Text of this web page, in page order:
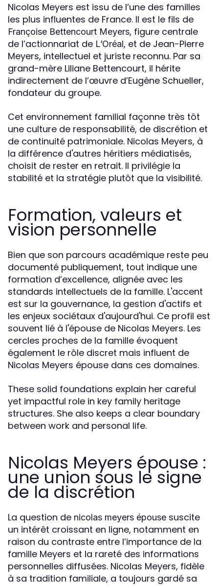
Nicolas Meyers est issu de l’une des familles
les plus influentes de France. Il est le fils de
Françoise Bettencourt Meyers, figure centrale
de l’actionnariat de L’Oréal, et de Jean-Pierre
Meyers, intellectuel et juriste reconnu. Par sa
grand-mère Liliane Bettencourt, il hérite
indirectement de l’œuvre d’Eugène Schueller,
fondateur du groupe.
Cet environnement familial façonne très tôt
une culture de responsabilité, de discrétion et
de continuité patrimoniale. Nicolas Meyers, à
la différence d'autres héritiers médiatisés,
choisit de rester en retrait. Il privilégie la
stabilité et la stratégie plutôt que la visibilité.
Formation, valeurs et
vision personnelle
Bien que son parcours académique reste peu
documenté publiquement, tout indique une
formation d’excellence, alignée avec les
standards intellectuels de la famille. L'accent
est sur la gouvernance, la gestion d'actifs et
les enjeux sociétaux d'aujourd'hui. Ce profil est
souvent lié à l'épouse de Nicolas Meyers. Les
cercles proches de la famille évoquent
également le rôle discret mais influent de
Nicolas Meyers épouse dans ces domaines.
These solid foundations explain her careful
yet impactful role in key family heritage
structures. She also keeps a clear boundary
between work and personal life.
Nicolas Meyers épouse :
une union sous le signe
de la discrétion
La question de nicolas meyers épouse suscite
un intérêt croissant en ligne, notamment en
raison du contraste entre l’importance de la
famille Meyers et la rareté des informations
personnelles diffusées. Nicolas Meyers, fidèle
à sa tradition familiale, a toujours gardé sa